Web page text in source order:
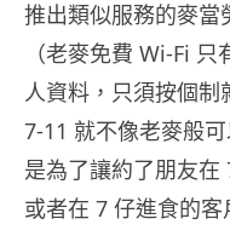
推出類似服務的麥當
（老麥免費 Wi-Fi
人資料，只須按個
7-11 就不像老麥般
是為了讓約了朋友在
或者在 7 仔進食的